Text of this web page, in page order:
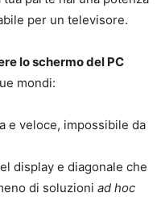
per un televisore.
lo schermo del PC
mondi:
e veloce, impossibile da
display e diagonale che
di soluzioni ad hoc